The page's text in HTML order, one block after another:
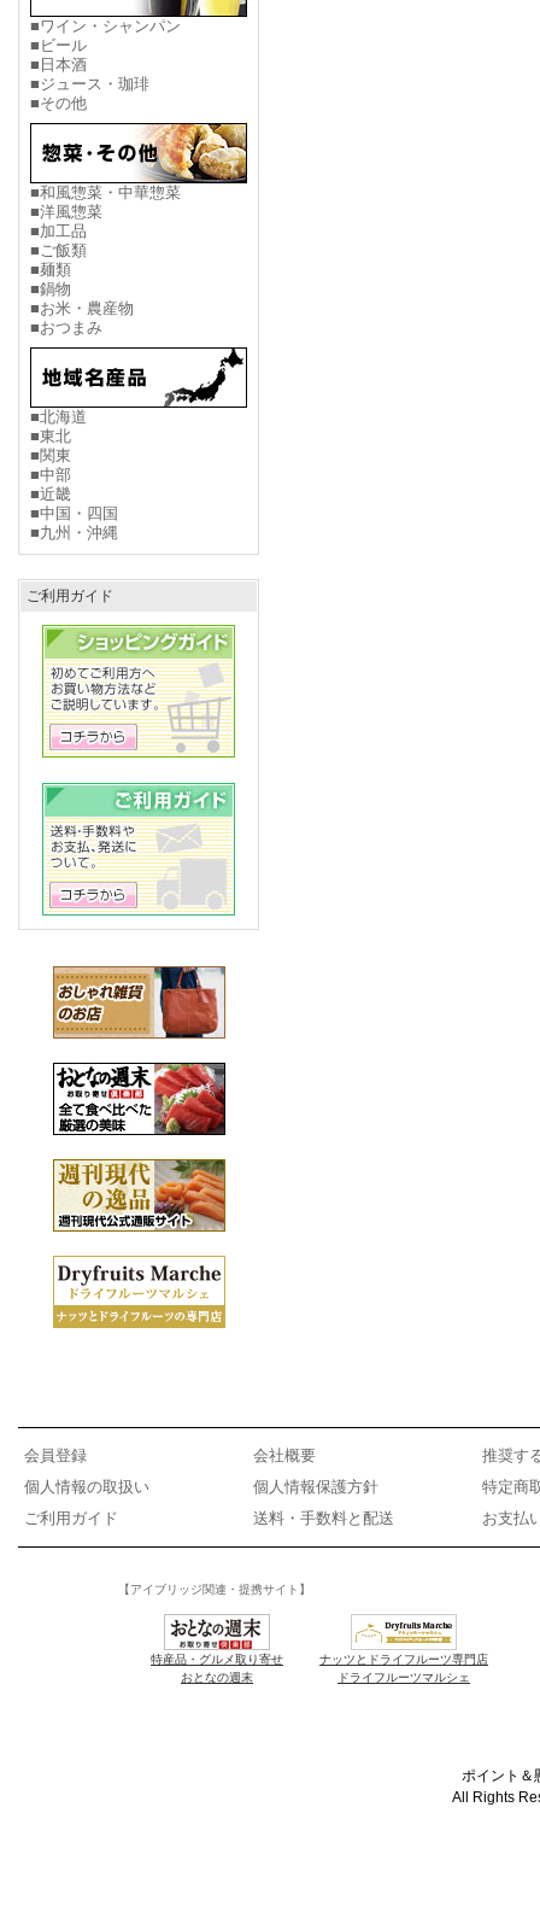
■ワイン・シャンパン
■ビール
■日本酒
■ジュース・珈琲
■その他
■和風惣菜・中華惣菜
■洋風惣菜
■加工品
■ご飯類
■麺類
■鍋物
■お米・農産物
■おつまみ
■北海道
■東北
■関東
■中部
■近畿
■中国・四国
■九州・沖縄
ご利用ガイド
会員登録 会社概要
推奨す
個人情報の取扱い
個人情報保護方針
特定商
ご利用ガイド
送料・手数料と配送 お支払
【アイブリッジ関連・提携サイト】
特産品・グルメ取り寄せ
おとなの週末
ナッツとドライフルーツ専門店
ドライフルーツマルシェ
ポイント＆
All Rights